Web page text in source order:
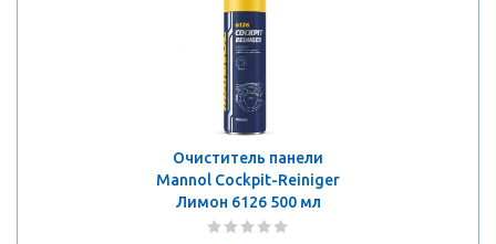
Очиститель панели
Mannol Cockpit-Reiniger
Лимон 6126 500 мл